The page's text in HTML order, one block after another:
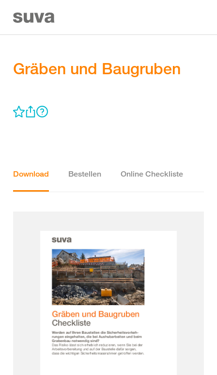
Gräben und Baugruben
Download Bestellen Online Checkliste